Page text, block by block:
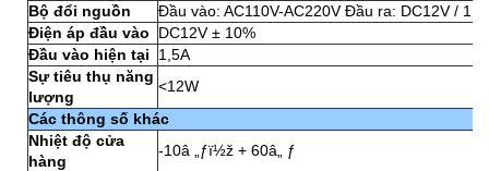
Bộ đổi nguồn
Đầu vào: AC110V-AC220V Đầu ra: DC12V /
Điện áp đầu vào
DC12V ± 10%
Đầu vào hiện tại
1,5A
Sự tiêu thụ năng
lượng
<12W
Các thông số khác
Nhiệt độ cửa
hàng
-10â „ƒï½ž + 60â„ ƒ